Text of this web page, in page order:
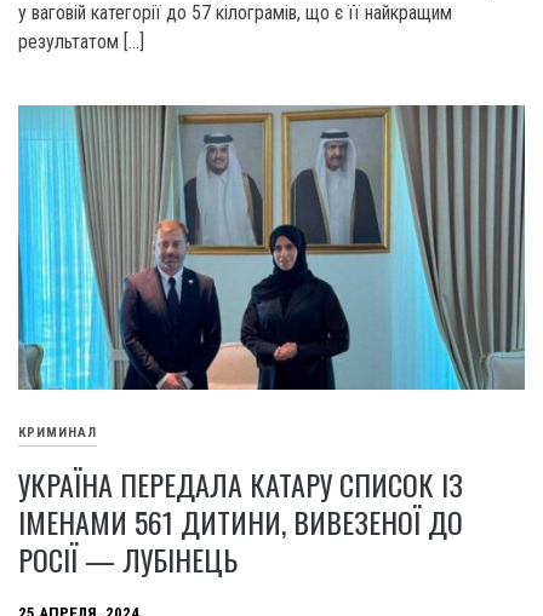
у ваговій категорії до 57 кілограмів, що є її найкращим
результатом […]
КРИМИНАЛ
УКРАЇНА ПЕРЕДАЛА КАТАРУ СПИСОК ІЗ
ІМЕНАМИ 561 ДИТИНИ, ВИВЕЗЕНОЇ ДО
РОСІЇ — ЛУБІНЕЦЬ